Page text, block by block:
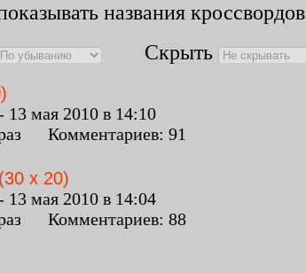
названия кроссвордов
Скрыть
мая 2010 в 14:10
Комментариев: 91
x 20)
мая 2010 в 14:04
Комментариев: 88